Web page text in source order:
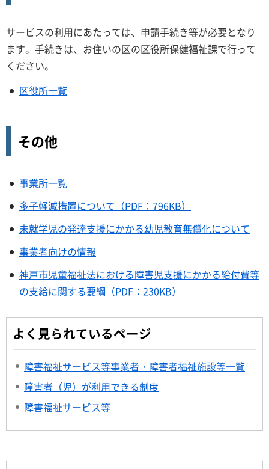
サービスの利用にあたっては、申請手続き等が必要となり
ます。手続きは、お住いの区の区役所保健福祉課で行って
ください。
区役所一覧
その他
事業所一覧
多子軽減措置について（PDF：796KB）
未就学児の発達支援にかかる幼児教育無償化について
事業者向けの情報
神戸市児童福祉法における障害児支援にかかる給付費等
の支給に関する要綱（PDF：230KB）
よく見られているページ
障害福祉サービス等事業者・障害者福祉施設等一覧
障害者（児）が利用できる制度
障害福祉サービス等